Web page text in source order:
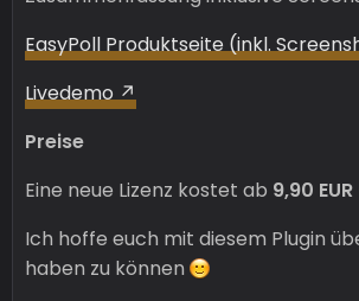
EasyPoll Produktseite (inkl.
Livedemo
Preise
Eine neue Lizenz kostet ab 9,90 EUR
Ich hoffe euch mit diesem Plugin
haben zu können